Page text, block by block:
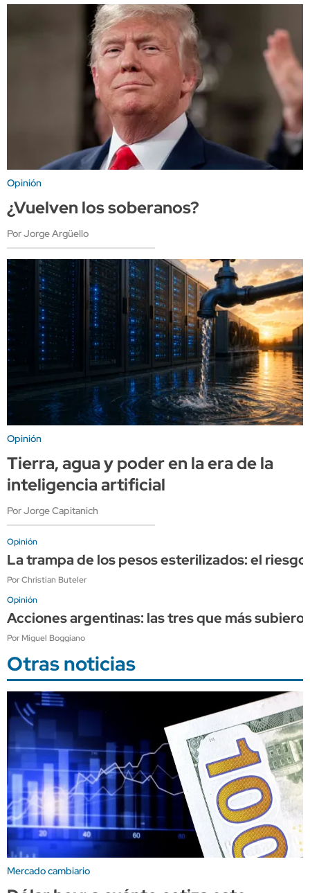
Opinión
¿Vuelven los soberanos?
Por Jorge Argüello
Opinión
Tierra, agua y poder en la era de la
inteligencia artificial
Por Jorge Capitanich
Opinión
La trampa de los pesos esterilizados: el
Por Christian Buteler
Opinión
Acciones argentinas: las tres que más
Por Miguel Boggiano
Otras noticias
Mercado cambiario